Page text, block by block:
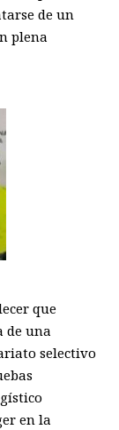
de un
plena
que
de una
selectivo
en la